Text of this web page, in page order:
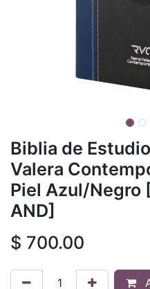
Biblia de
Valera
Piel Azul/Negro
AND]
$ 700.00